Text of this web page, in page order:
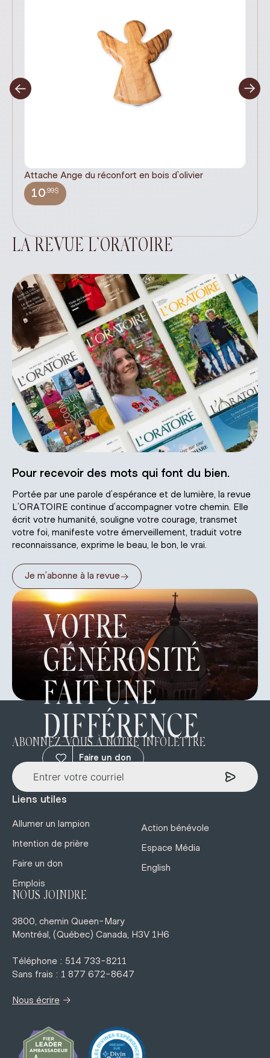
Attache Ange du réconfort en bois d'olivier
10,99$
LA REVUE L’ORATOIRE
Pour recevoir des mots qui font du bien.
Portée par une parole d’espérance et de lumière, la revue
L’ORATOIRE continue d’accompagner votre chemin. Elle
écrit votre humanité, souligne votre courage, transmet
votre foi, manifeste votre émerveillement, traduit votre
reconnaissance, exprime le beau, le bon, le vrai.
Je m’abonne à la revue→
VOTRE
GÉNÉROSITÉ
FAIT UNE
DIFFÉRENCE
Faire un don
ABONNEZ-VOUS À NOTRE INFOLETTRE
Liens utiles
Allumer un lampion
Intention de prière
Faire un don
Emplois
Action bénévole
Espace Média
English
NOUS JOINDRE
3800, chemin Queen-Mary
Montréal, (Québec) Canada, H3V 1H6
Téléphone : 514 733-8211
Sans frais : 1 877 672-8647
Nous écrire →